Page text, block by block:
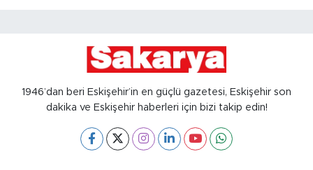
1946’dan beri Eskişehir’in en güçlü gazetesi, Eskişehir son
dakika ve Eskişehir haberleri için bizi takip edin!